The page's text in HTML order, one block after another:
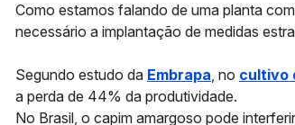
Como estamos falando de uma planta
necessário a implantação de medidas
Segundo estudo da Embrapa, no cultivo
a perda de 44% da produtividade.
No Brasil, o capim amargoso pode